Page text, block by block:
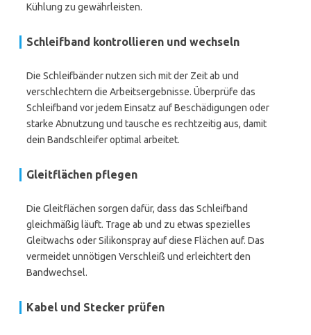
Kühlung zu gewährleisten.
Schleifband kontrollieren und wechseln
Die Schleifbänder nutzen sich mit der Zeit ab und
verschlechtern die Arbeitsergebnisse. Überprüfe das
Schleifband vor jedem Einsatz auf Beschädigungen oder
starke Abnutzung und tausche es rechtzeitig aus, damit
dein Bandschleifer optimal arbeitet.
Gleitflächen pflegen
Die Gleitflächen sorgen dafür, dass das Schleifband
gleichmäßig läuft. Trage ab und zu etwas spezielles
Gleitwachs oder Silikonspray auf diese Flächen auf. Das
vermeidet unnötigen Verschleiß und erleichtert den
Bandwechsel.
Kabel und Stecker prüfen